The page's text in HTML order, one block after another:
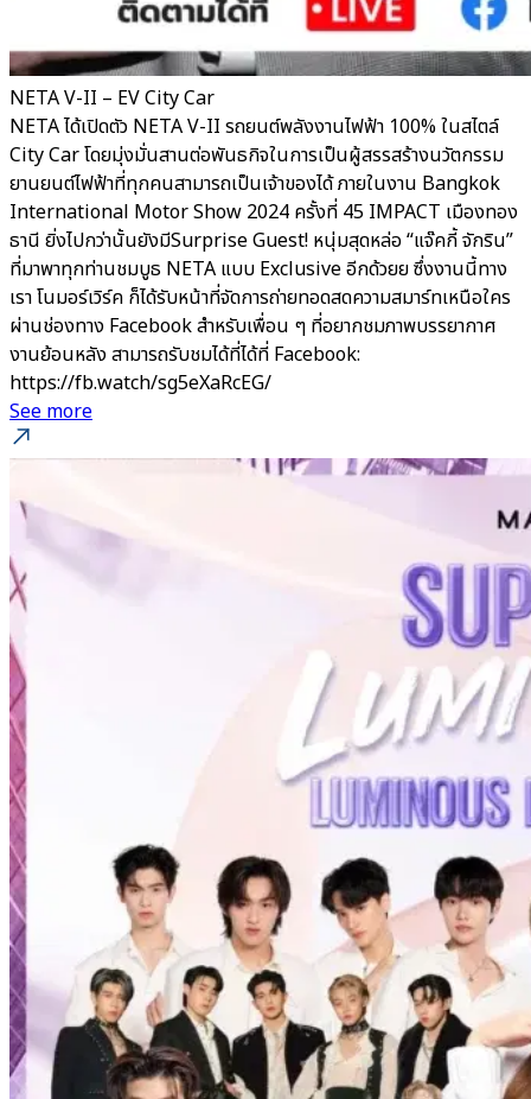
NETA V-II – EV City Car
NETA ได้เปิดตัว NETA V-II รถยนต์พลังงานไฟฟ้า 100% ในสไตล์
City Car โดยมุ่งมั่นสานต่อพันธกิจในการเป็นผู้สรรสร้างนวัตกรรม
ยานยนต์ไฟฟ้าที่ทุกคนสามารถเป็นเจ้าของได้ ภายในงาน Bangkok
International Motor Show 2024 ครั้งที่ 45 IMPACT เมืองทอง
ธานี ยิ่งไปกว่านั้นยังมีSurprise Guest! หนุ่มสุดหล่อ “แจ๊คกี้ จักริน”
ที่มาพาทุกท่านชมบูธ NETA แบบ Exclusive อีกด้วยย ซึ่งงานนี้ทาง
เรา โนมอร์เวิร์ค ก็ได้รับหน้าที่จัดการถ่ายทอดสดความสมาร์ทเหนือใคร
ผ่านช่องทาง Facebook สำหรับเพื่อน ๆ ที่อยากชมภาพบรรยากาศ
งานย้อนหลัง สามารถรับชมได้ที่ได้ที่ Facebook:
https://fb.watch/sg5eXaRcEG/
See more